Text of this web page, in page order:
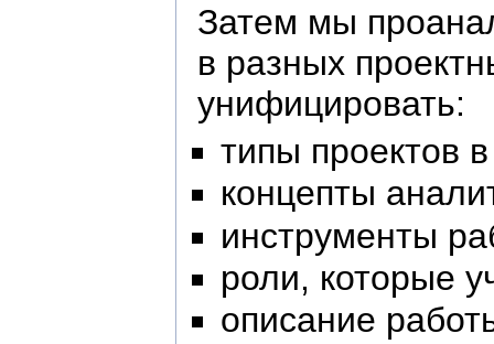
Затем мы
в разных
унифицировать:
типы проектов
концепты
инструменты
роли, которые
описание